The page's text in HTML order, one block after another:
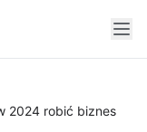
2024 robić biznes